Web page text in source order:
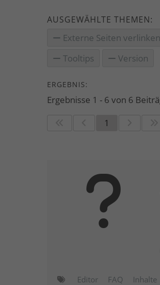
AUSGEWÄHLTE THEMEN:
Externe Seiten verlinken
Tooltips
Version
ERGEBNIS:
Ergebnisse 1 - 6 von 6
1
Editor FAQ Inhalte